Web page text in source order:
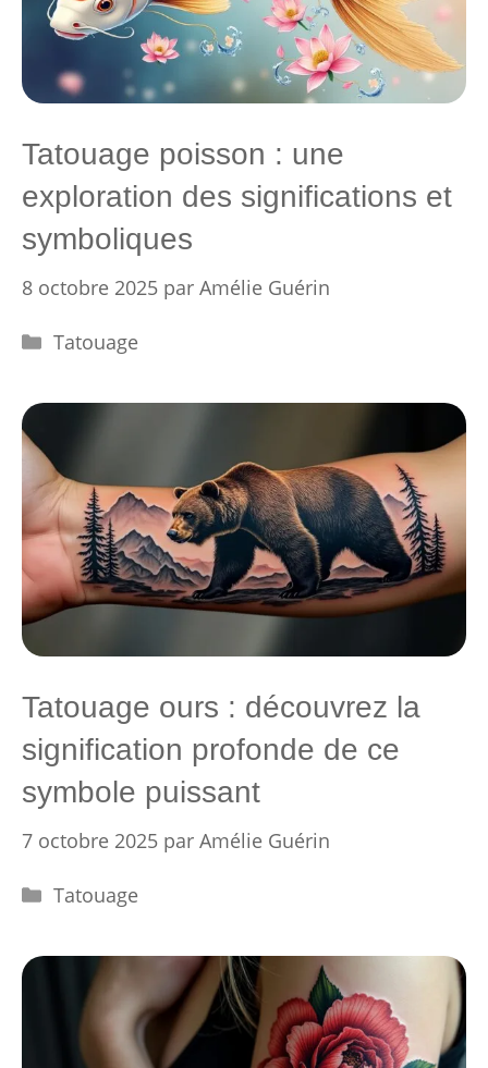
Tatouage poisson : une
exploration des significations et
symboliques
8 octobre 2025 par Amélie Guérin
Catégories
Tatouage
Tatouage ours : découvrez la
signification profonde de ce
symbole puissant
7 octobre 2025 par Amélie Guérin
Catégories
Tatouage